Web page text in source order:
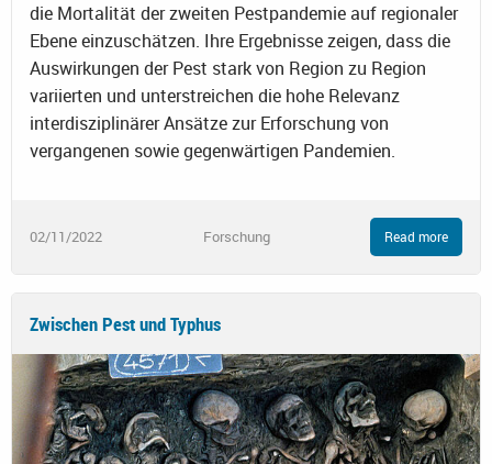
die Mortalität der zweiten Pestpandemie auf regionaler
Ebene einzuschätzen. Ihre Ergebnisse zeigen, dass die
Auswirkungen der Pest stark von Region zu Region
variierten und unterstreichen die hohe Relevanz
interdisziplinärer Ansätze zur Erforschung von
vergangenen sowie gegenwärtigen Pandemien.
02/11/2022 Forschung Read more
Zwischen Pest und Typhus